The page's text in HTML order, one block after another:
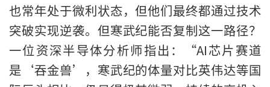
也常年处于微利状态，但他们最终都通过技术
突破实现逆袭。但寒武纪能否复制这一路径？
一位资深半导体分析师指出：“AI芯片赛道
是‘吞金兽’，寒武纪的体量对比英伟达等国